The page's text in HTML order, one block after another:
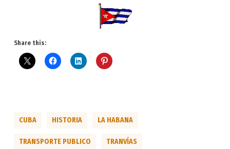
Share this:
CUBA HISTORIA LA HABANA
TRANSPORTE PUBLICO TRANVÍAS